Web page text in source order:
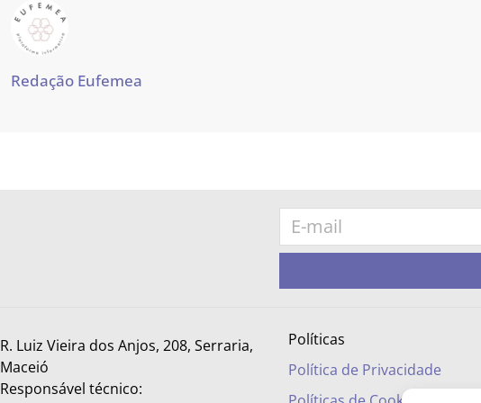
Redação Eufemea
R. Luiz Vieira dos Anjos, 208, Serraria,
Maceió
Responsável técnico:
Políticas
Política de Privacidade